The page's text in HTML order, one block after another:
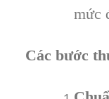
mức
Các bước